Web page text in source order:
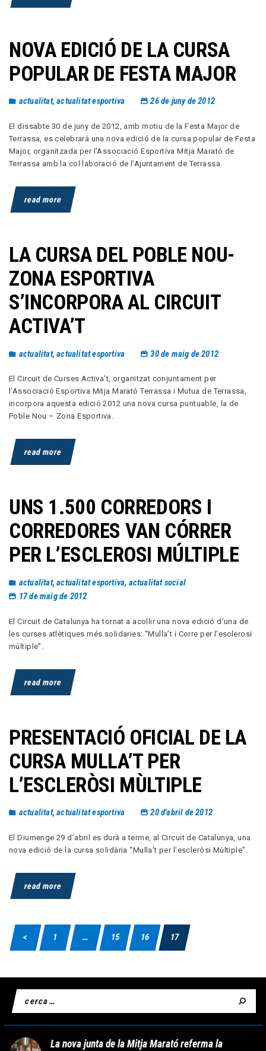
NOVA EDICIÓ DE LA CURSA
POPULAR DE FESTA MAJOR
actualitat,actualitat esportiva 26 de juny de 2012
El dissabte 30 de juny de 2012, amb motiu de la Festa Major de
Terrassa, es celebrarà una nova edició de la cursa popular de Festa
Major, organitzada per l’Associació Esportiva Mitja Marató de
Terrassa amb la col·laboració de l’Ajuntament de Terrassa.
read more
LA CURSA DEL POBLE NOU-
ZONA ESPORTIVA
S’INCORPORA AL CIRCUIT
ACTIVA’T
actualitat,actualitat esportiva 30 de maig de 2012
El Circuit de Curses Activa’t, organitzat conjuntament per
l’Associació Esportiva Mitja Marató Terrassa i Mutua de Terrassa,
incorpora aquesta edició 2012 una nova cursa puntuable, la de
Poble Nou – Zona Esportiva.
read more
UNS 1.500 CORREDORS I
CORREDORES VAN CÓRRER
PER L’ESCLEROSI MÚLTIPLE
actualitat,actualitat esportiva, actualitat social
17 de maig de 2012
El Circuit de Catalunya ha tornat a acollir una nova edició d’una de
les curses atlètiques més solidaries: “Mulla’t i Corre per l’esclerosi
múltiple”.
read more
PRESENTACIÓ OFICIAL DE LA
CURSA MULLA’T PER
L’ESCLERÒSI MÙLTIPLE
actualitat,actualitat esportiva 20 d'abril de 2012
El Diumenge 29 d’abril es durà a terme, al Circuit de Catalunya, una
nova edició de la cursa solidària “Mulla’t per l’escleròsi Múltiple”.
read more
< 1 … 15 16 17
La nova junta de la Mitja Marató referma la